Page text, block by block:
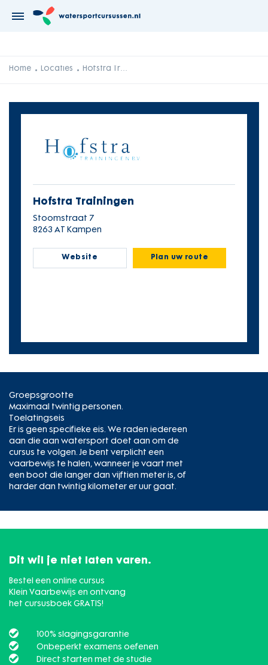
Home Locaties Hofstra Trainingen
Hofstra Trainingen
Stoomstraat 7
8263 AT Kampen
Website Plan uw route
Groepsgrootte
Maximaal twintig personen.
Toelatingseis
Er is geen specifieke eis. We raden iedereen
aan die aan watersport doet aan om de
cursus te volgen. Je bent verplicht een
vaarbewijs te halen, wanneer je vaart met
een boot die langer dan vijftien meter is, of
harder dan twintig kilometer er uur gaat.
Dit wil je niet laten varen.
Bestel een online cursus
Klein Vaarbewijs en ontvang
het cursusboek GRATIS!
100% slagingsgarantie
Onbeperkt examens oefenen
Direct starten met de studie